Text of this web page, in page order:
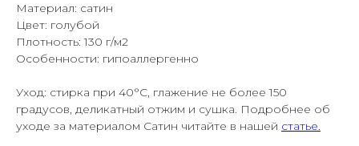
Материал: сатин
Цвет: голубой
Плотность: 130 г/м2
Особенности: гипоаллергенно
Уход: стирка при 40°С, глажение не более 150
градусов, деликатный отжим и сушка. Подробнее об
уходе за материалом Сатин читайте в нашей статье.